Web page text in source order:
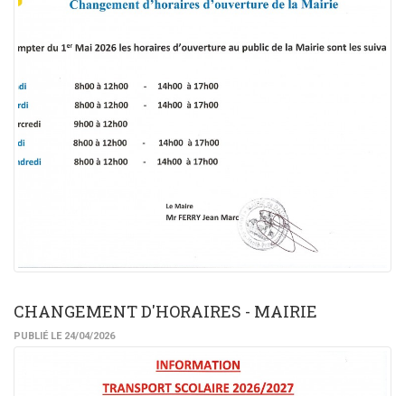
CHANGEMENT D'HORAIRES - MAIRIE
PUBLIÉ LE 24/04/2026